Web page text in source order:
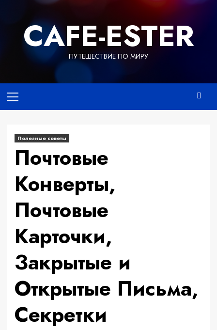
содержимому
СAFE-ESTER
ПУТЕШЕСТВИЕ ПО МИРУ
меню
Полезные советы
Почтовые
Конверты,
Почтовые
Карточки,
Закрытые и
Открытые Письма,
Секретки